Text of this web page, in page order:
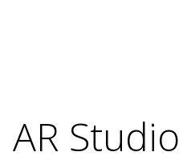
AR Studio